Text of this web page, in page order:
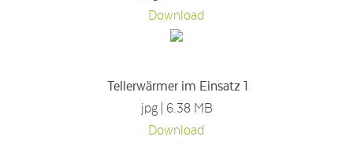
Download
Tellerwärmer im Einsatz 1
jpg | 6.38 MB
Download